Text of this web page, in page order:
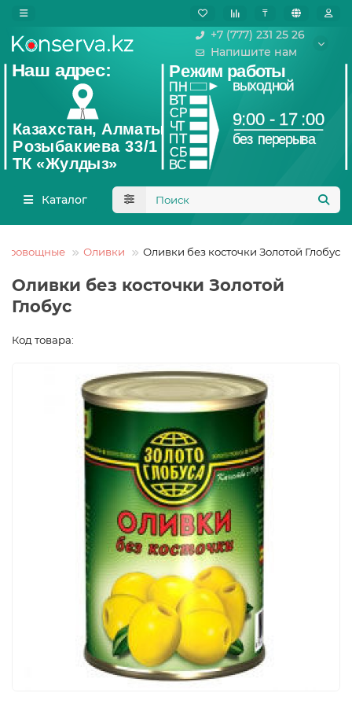
₸
+7 (777) 231 25 26
Напишите нам
Каталог
Оливки Оливки без косточки Золотой Глобус
Оливки без косточки Золотой
Глобус
Код товара: